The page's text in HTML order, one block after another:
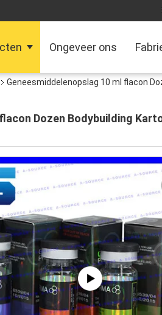
Ongeveer ons
Geneesmiddelenopslag 10 ml flacon
Dozen Bodybuilding